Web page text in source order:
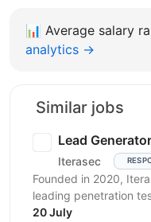
📊 Average salary
analytics →
Similar jobs
Lead
Iterasec
Founded in 2020,
leading penetration
Poland. We specialize
20 July